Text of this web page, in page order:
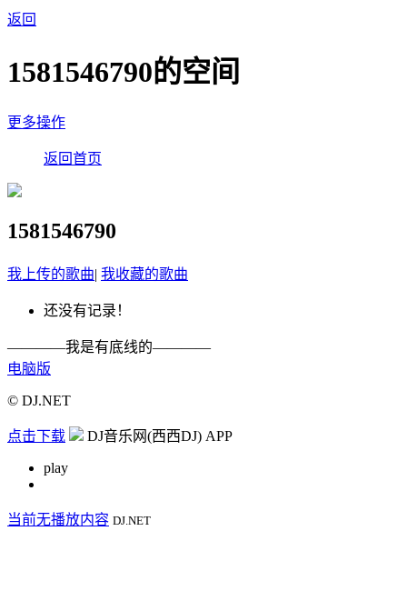
返回
1581546790的空间
更多操作
返回首页
1581546790
我上传的歌曲| 我收藏的歌曲
还没有记录！
————我是有底线的————
电脑版
© DJ.NET
点击下载 DJ音乐网(西西DJ) APP
play
当前无播放内容 DJ.NET